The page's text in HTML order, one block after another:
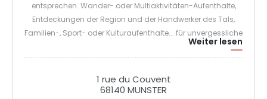
entsprechen. Wander- oder Multiaktivitäten-Aufenthalte,
Entdeckungen der Region und der Handwerker des Tals,
Familien-, Sport- oder Kulturaufenthalte... für unvergessliche
Momente, weit weg vom Alltag, tanken Sie neue Energie an
der frischen Luft im Münstertal!
Weiter lesen
1 rue du Couvent
68140 MUNSTER